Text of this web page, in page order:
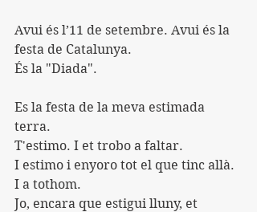
Avui és l’11 de setembre. Avui és la
festa de Catalunya.
És la "Diada".
Es la festa de la meva estimada
terra.
T'estimo. I et trobo a faltar.
I estimo i enyoro tot el que tinc allà.
I a tothom.
Jo, encara que estigui lluny, et